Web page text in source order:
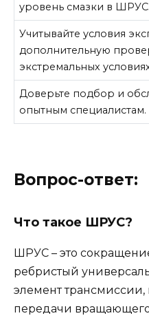
уровень смазки в ШРУС.
Учитывайте условия
дополнительную
экстремальных
Доверьте подбор и
опытным специалистам.
Вопрос-ответ:
Что такое ШРУС?
ШРУС – это
ребристый
элемент
передачи